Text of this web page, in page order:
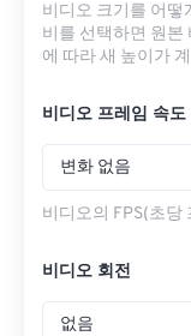
비디오 크기를 어떻
비를 선택하면 원본
에 따라 새 높이가
비디오 프레임 속도
변화 없음
비디오의 FPS(초당
비디오 회전
없음